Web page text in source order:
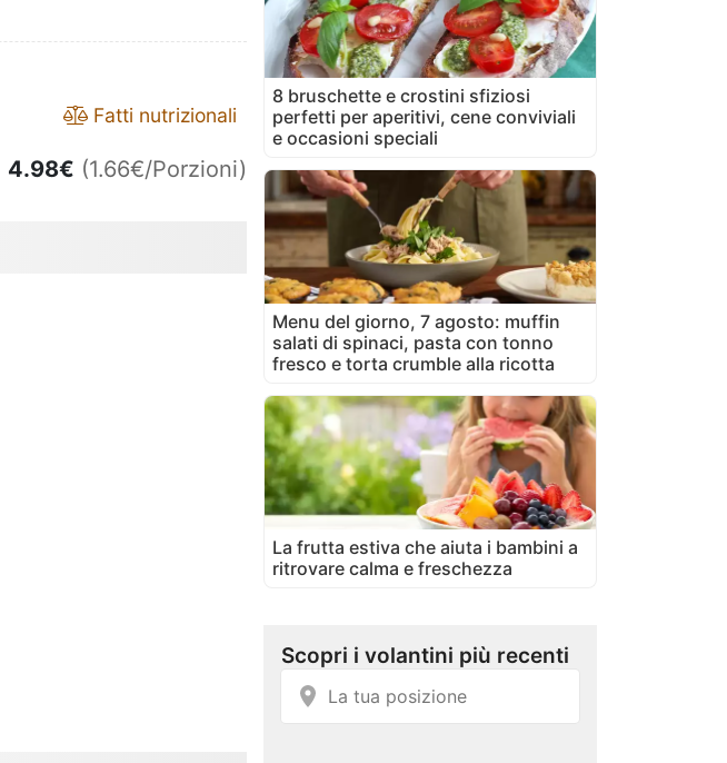
Fatti nutrizionali
4.98€ (1.66€/Porzioni)
8 bruschette e crostini sfiziosi
perfetti per aperitivi, cene conviviali
e occasioni speciali
Menu del giorno, 7 agosto: muffin
salati di spinaci, pasta con tonno
fresco e torta crumble alla ricotta
La frutta estiva che aiuta i bambini a
ritrovare calma e freschezza